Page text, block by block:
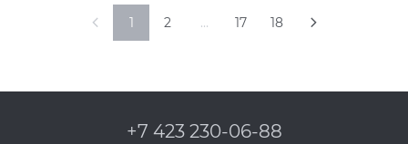
1 2 … 17 18
+7 423 230-06-88